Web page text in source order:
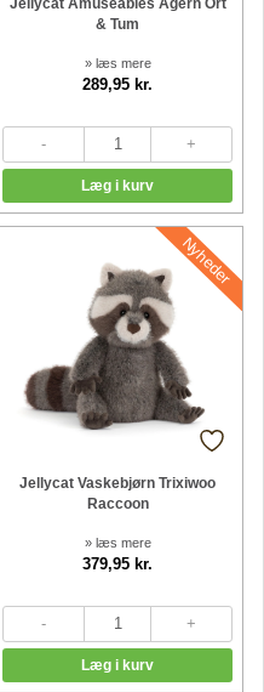
& Tum
» læs mere
289,95 kr.
Jellycat Vaskebjørn Trixiwoo
Raccoon
» læs mere
379,95 kr.
Nyheder